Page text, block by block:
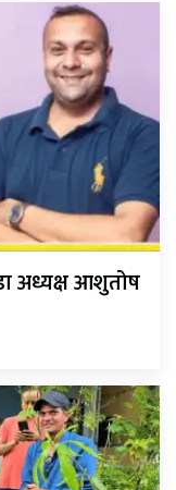
अध्यक्ष आशुतोष